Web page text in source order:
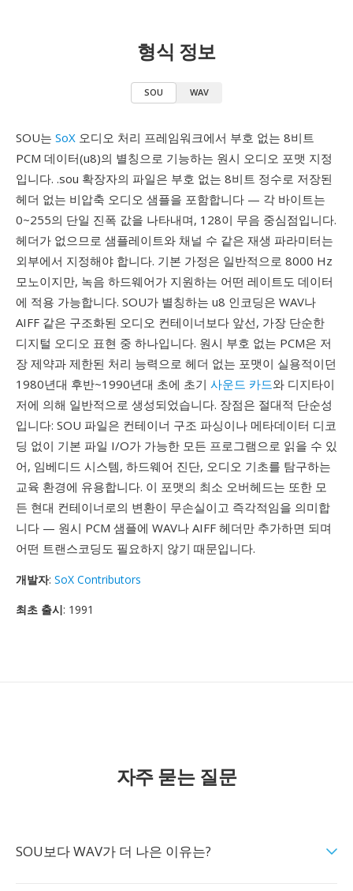
형식 정보
SOU WAV
SOU는 SoX 오디오 처리 프레임워크에서 부호 없는 8비트
PCM 데이터(u8)의 별칭으로 기능하는 원시 오디오 포맷 지정
입니다. .sou 확장자의 파일은 부호 없는 8비트 정수로 저장된
헤더 없는 비압축 오디오 샘플을 포함합니다 — 각 바이트는
0~255의 단일 진폭 값을 나타내며, 128이 무음 중심점입니다.
헤더가 없으므로 샘플레이트와 채널 수 같은 재생 파라미터는
외부에서 지정해야 합니다. 기본 가정은 일반적으로 8000 Hz
모노이지만, 녹음 하드웨어가 지원하는 어떤 레이트도 데이터
에 적용 가능합니다. SOU가 별칭하는 u8 인코딩은 WAV나
AIFF 같은 구조화된 오디오 컨테이너보다 앞선, 가장 단순한
디지털 오디오 표현 중 하나입니다. 원시 부호 없는 PCM은 저
장 제약과 제한된 처리 능력으로 헤더 없는 포맷이 실용적이던
1980년대 후반~1990년대 초에 초기 사운드 카드와 디지타이
저에 의해 일반적으로 생성되었습니다. 장점은 절대적 단순성
입니다: SOU 파일은 컨테이너 구조 파싱이나 메타데이터 디코
딩 없이 기본 파일 I/O가 가능한 모든 프로그램으로 읽을 수 있
어, 임베디드 시스템, 하드웨어 진단, 오디오 기초를 탐구하는
교육 환경에 유용합니다. 이 포맷의 최소 오버헤드는 또한 모
든 현대 컨테이너로의 변환이 무손실이고 즉각적임을 의미합
니다 — 원시 PCM 샘플에 WAV나 AIFF 헤더만 추가하면 되며
어떤 트랜스코딩도 필요하지 않기 때문입니다.
개발자: SoX Contributors
최초 출시: 1991
자주 묻는 질문
SOU보다 WAV가 더 나은 이유는?